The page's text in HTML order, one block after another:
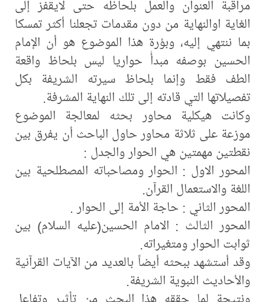
مراقبة العنوان والعمل بلحاظه حتى لايقفز إلى
الغاية اوالنهاية من دون مقدمات تجعلنا أكثر تمسكا
بما ننتهي إليه، وبؤرة هذا الموضوع هو أن الإمام
الحسين بوصفه مبدأً حواريا ليس بلحاظ واقعة
الطف فقط وإنما بلحاظ سيرته الشريفة بكل
تفصيلاتها التي قادته إلى تلك النهاية المشرفة.
وكانت هيكلية محاور بحثه لمعالجة الموضوع
موزعة على ثلاثة محاور حاول الباحث أن يفرق بين
نقطتين مهمتين هي الحوار والجدل :
المحور الاول : الحوار ومصاحباته المصطلحية بين
اللغة والاستعمال القرآن.
المحور الثاني : حاجة الأمة إلى الحوار .
المحور الثالث : الامام الحسين(عليه السلام) بين
ثوابت الحوار ومتغيراته.
وقد أستشهد ببحثه أيضاً بالعديد من الآيات القرآنية
والأحاديث النبوية الشريفة.